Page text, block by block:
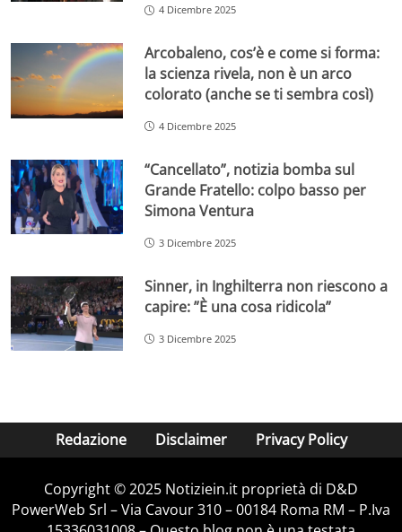
4 Dicembre 2025
Arcobaleno, cos’è e come si forma:
la scienza rivela, non è un arco
colorato (anche se ti sembra così)
4 Dicembre 2025
“Cancellato”, notizia bomba sul
Grande Fratello: colpo basso per
Simona Ventura
3 Dicembre 2025
Sinner, in Inghilterra non riescono a
capire: ”È una cosa ridicola”
3 Dicembre 2025
Redazione Disclaimer Privacy Policy
Copyright © 2025 Notiziein.it proprietà di D&D
PowerWeb Srl – Via Cavour 310 – 00184 Roma RM – P.Iva